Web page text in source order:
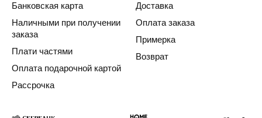
Банковская карта
Наличными при получении
заказа
Плати частями
Оплата подарочной картой
Рассрочка
Доставка
Оплата заказа
Примерка
Возврат